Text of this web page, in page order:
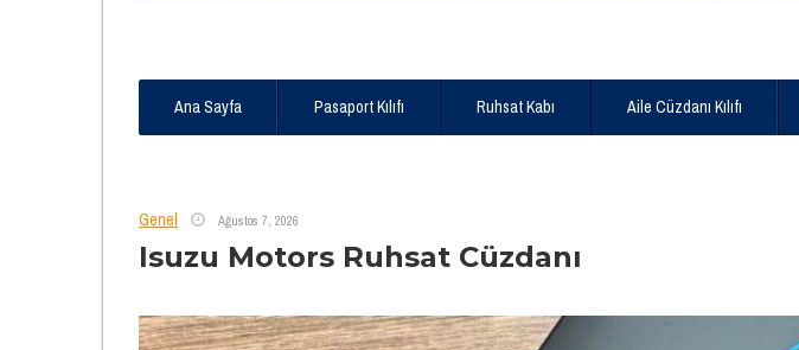
Ana Sayfa Pasaport Kılıfı Ruhsat Kabı Aile Cüzdanı Kılıfı
Genel Ağustos 7, 2026
Isuzu Motors Ruhsat Cüzdanı